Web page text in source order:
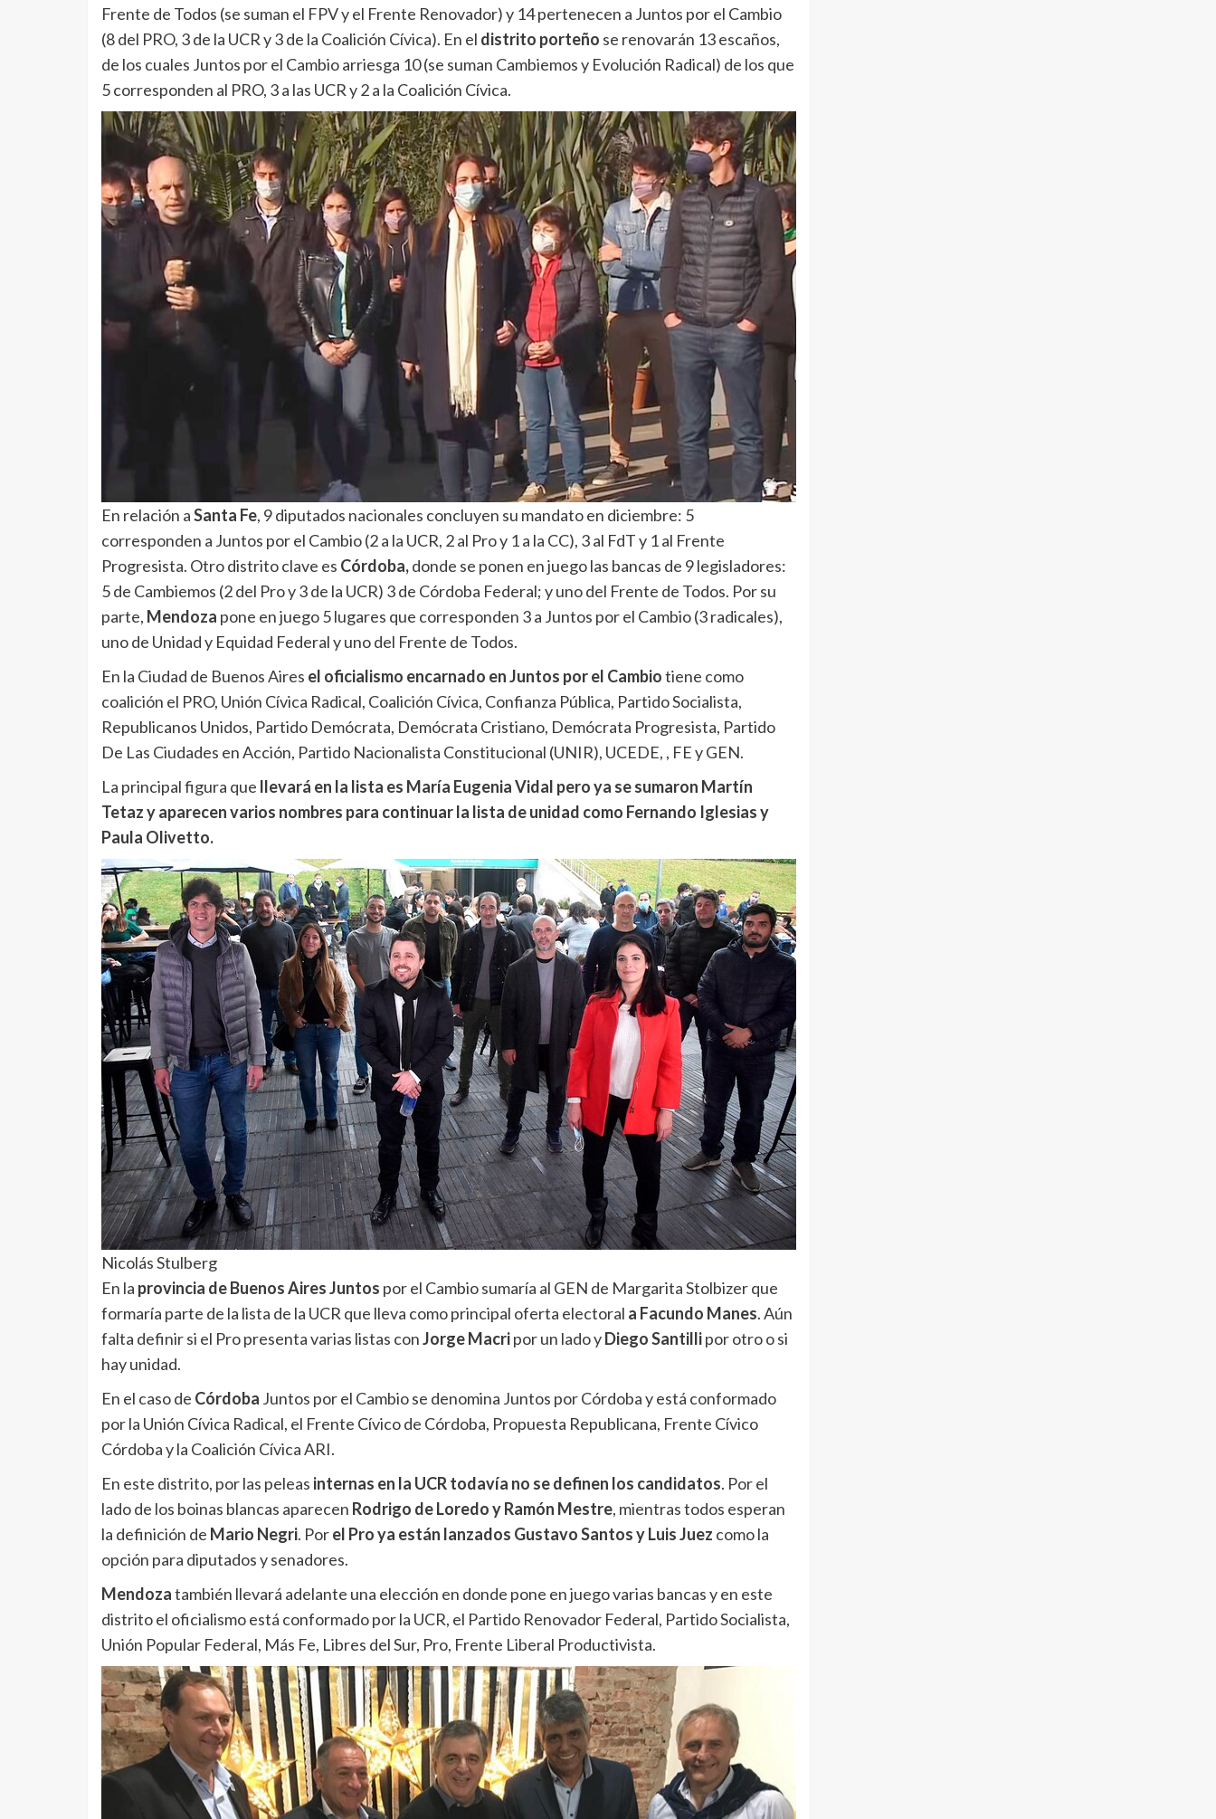
Frente de Todos (se suman el FPV y el Frente Renovador) y 14 pertenecen a Juntos por el Cambio
(8 del PRO, 3 de la UCR y 3 de la Coalición Cívica). En el distrito porteño se renovarán 13 escaños,
de los cuales Juntos por el Cambio arriesga 10 (se suman Cambiemos y Evolución Radical) de los que
5 corresponden al PRO, 3 a las UCR y 2 a la Coalición Cívica.
En relación aSanta Fe, 9 diputados nacionales concluyen su mandato en diciembre: 5
corresponden a Juntos por el Cambio (2 a la UCR, 2 al Pro y 1 a la CC), 3 al FdT y 1 al Frente
Progresista. Otro distrito clave es Córdoba,donde se ponen en juego las bancas de 9 legisladores:
5 de Cambiemos (2 del Pro y 3 de la UCR) 3 de Córdoba Federal; y uno del Frente de Todos. Por su
parte, Mendoza pone en juego 5 lugares que corresponden 3 a Juntos por el Cambio (3 radicales),
uno de Unidad y Equidad Federal y uno del Frente de Todos.
En la Ciudad de Buenos Aires el oficialismo encarnado en Juntos por el Cambiotiene como
coalición el PRO, Unión Cívica Radical, Coalición Cívica, Confianza Pública, Partido Socialista,
Republicanos Unidos, Partido Demócrata, Demócrata Cristiano, Demócrata Progresista, Partido
De Las Ciudades en Acción, Partido Nacionalista Constitucional (UNIR), UCEDE, , FE y GEN.
La principal figura que llevará en la lista es María Eugenia Vidal pero ya se sumaron Martín
Tetaz y aparecen varios nombres para continuar la lista de unidad como Fernando Iglesias y
Paula Olivetto.
Nicolás Stulberg
En la provincia de Buenos Aires Juntos por el Cambio sumaría al GEN de Margarita Stolbizer que
formaría parte de la lista de la UCR que lleva como principal oferta electoral a Facundo Manes. Aún
falta definir si el Pro presenta varias listas conJorge Macripor un lado yDiego Santillipor otro o si
hay unidad.
En el caso de Córdoba Juntos por el Cambio se denomina Juntos por Córdoba y está conformado
por la Unión Cívica Radical, el Frente Cívico de Córdoba, Propuesta Republicana, Frente Cívico
Córdoba y la Coalición Cívica ARI.
En este distrito, por las peleas internas en la UCR todavía no se definen los candidatos. Por el
lado de los boinas blancas aparecen Rodrigo de Loredo y Ramón Mestre, mientras todos esperan
la definición de Mario Negri. Porel Pro ya están lanzados Gustavo Santos y Luis Juez como la
opción para diputados y senadores.
Mendozatambién llevará adelante una elección en donde pone en juego varias bancas y en este
distrito el oficialismo está conformado por la UCR, el Partido Renovador Federal, Partido Socialista,
Unión Popular Federal, Más Fe, Libres del Sur, Pro, Frente Liberal Productivista.